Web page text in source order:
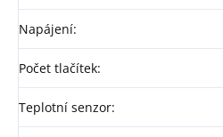
Napájení:
Počet tlačítek:
Teplotní senzor: